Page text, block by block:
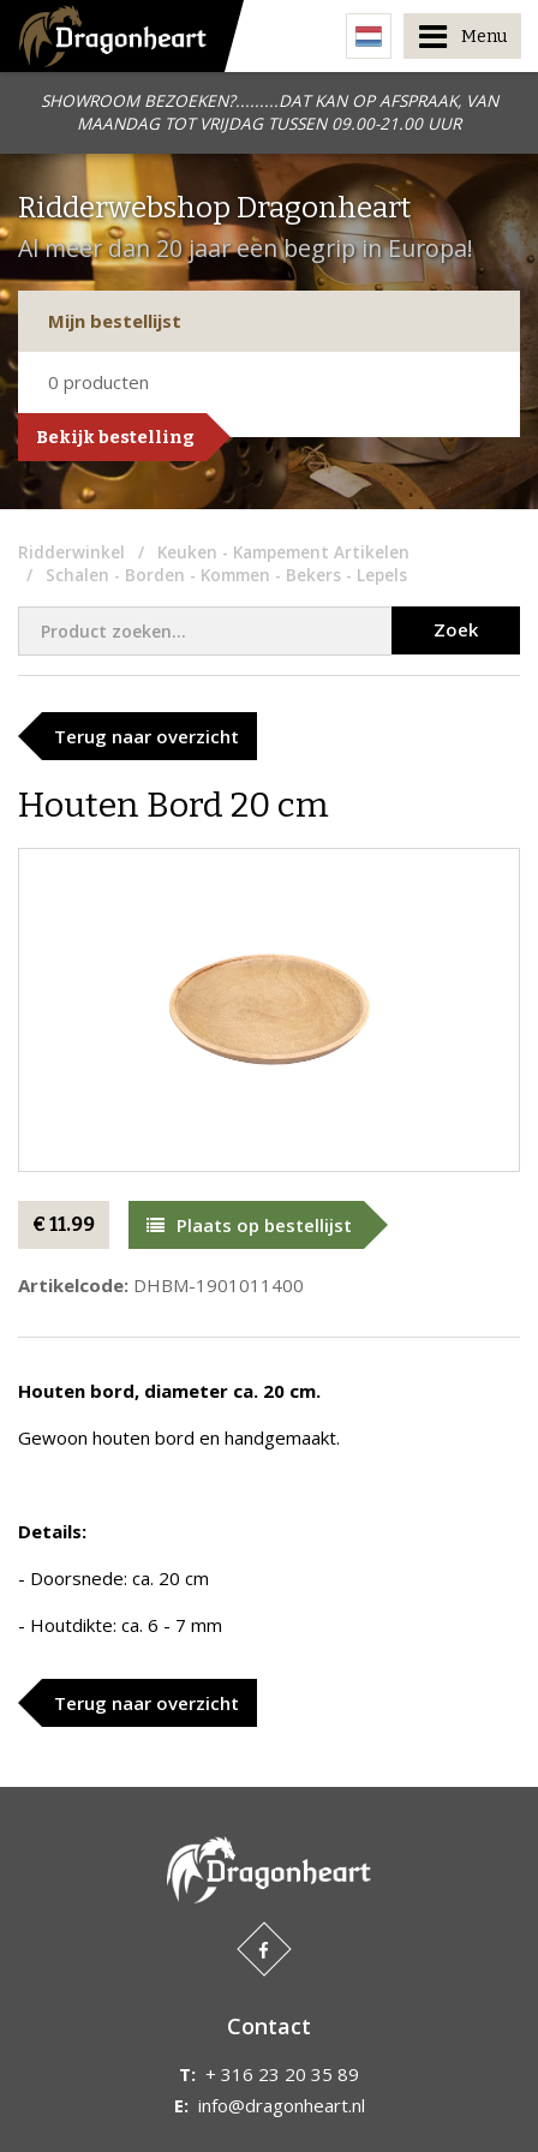
SHOWROOM BEZOEKEN?.........DAT KAN OP AFSPRAAK, VAN
MAANDAG TOT VRIJDAG TUSSEN 09.00-21.00 UUR
Menu
Ridderwebshop Dragonheart
Al meer dan 20 jaar een begrip in Europa!
Mijn bestellijst
0 producten
Bekijk bestelling
Ridderwinkel
Keuken - Kampement Artikelen
Schalen - Borden - Kommen - Bekers - Lepels
Zoek
Terug naar overzicht
Houten Bord 20 cm
€ 11.99 Plaats op bestellijst
Artikelcode: DHBM-1901011400
Houten bord, diameter ca. 20 cm.
Gewoon houten bord en handgemaakt.
Details:
- Doorsnede: ca. 20 cm
- Houtdikte: ca. 6 - 7 mm
Terug naar overzicht
Contact
T: + 316 23 20 35 89
E: info@dragonheart.nl